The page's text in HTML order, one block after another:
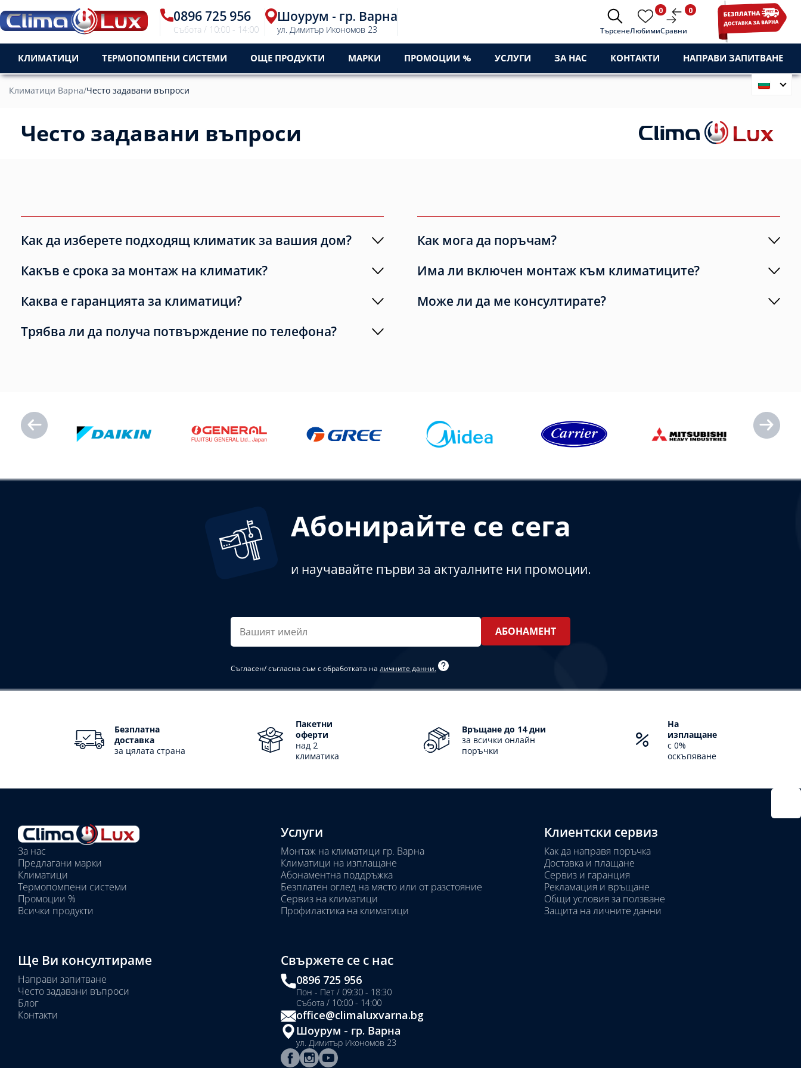
0896 725 956
Събота / 10:00 - 14:00
Шоурум - гр. Варна
ул. Димитър Икономов 23 ТърсенеЛюбими
0
Сравни
0
КЛИМАТИЦИ ТЕРМОПОМПЕНИ СИСТЕМИ ОЩЕ ПРОДУКТИ МАРКИ ПРОМОЦИИ % УСЛУГИ ЗА НАС КОНТАКТИ НАПРАВИ ЗАПИТВАНЕ
Климатици Варна/Често задавани въпроси
Често задавани въпроси
Как да изберете подходящ климатик за вашия дом?
Какъв е срока за монтаж на климатик?
Каква е гаранцията за климатици?
Трябва ли да получа потвърждение по телефона?
Как мога да поръчам?
Има ли включен монтаж към климатиците?
Може ли да ме консултирате?
Абонирайте се сега
и научавайте първи за актуалните ни промоции.
Вашият
имейл*
Съгласен/ съгласна съм с обработката на личните данни.
Безплатна
доставка
за цялата страна
Пакетни
оферти
над 2
климатика
Връщане до 14 дни
за всички онлайн
поръчки
На
изплащане
с 0%
оскъпяване
За нас
Предлагани марки
Климатици
Термопомпени системи
Промоции %
Всички продукти
Услуги
Монтаж на климатици гр. Варна
Климатици на изплащане
Абонаментна поддръжка
Безплатен оглед на място или от разстояние
Сервиз на климатици
Профилактика на климатици
Клиентски сервиз
Как да направя поръчка
Доставка и плащане
Сервиз и гаранция
Рекламация и връщане
Общи условия за ползване
Защита на личните данни
Ще Ви консултираме
Направи запитване
Често задавани въпроси
Блог
Контакти
Свържете се с нас
0896 725 956
Пон - Пет / 09:30 - 18:30
Събота / 10:00 - 14:00
office@climaluxvarna.bg
Шоурум - гр. Варна
ул. Димитър Икономов 23